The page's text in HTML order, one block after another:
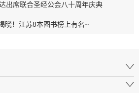
出席联合圣经公会八十周年庆典
晓！江苏8本图书榜上有名~